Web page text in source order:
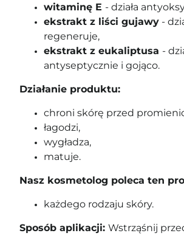
witaminę E - działa
ekstrakt z liści gujawy -
regeneruje,
ekstrakt z eukaliptusa -
antyseptycznie i gojąco.
Działanie produktu:
chroni skórę przed
łagodzi,
wygładza,
matuje.
Nasz kosmetolog poleca ten
każdego rodzaju skóry.
Sposób aplikacji: Wstrząśnij